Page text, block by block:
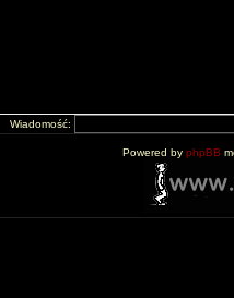
Wiadomość:
Powered by phpBB